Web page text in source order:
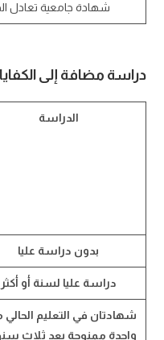
شهادة جامعية تعادل
دراسة مضافة إلى
الدراسة
بدون دراسة عليا
دراسة عليا لسنة أو أكثر
شهادتان في التعليم الحالي
واحدة ممنوحة بعد ثلاث